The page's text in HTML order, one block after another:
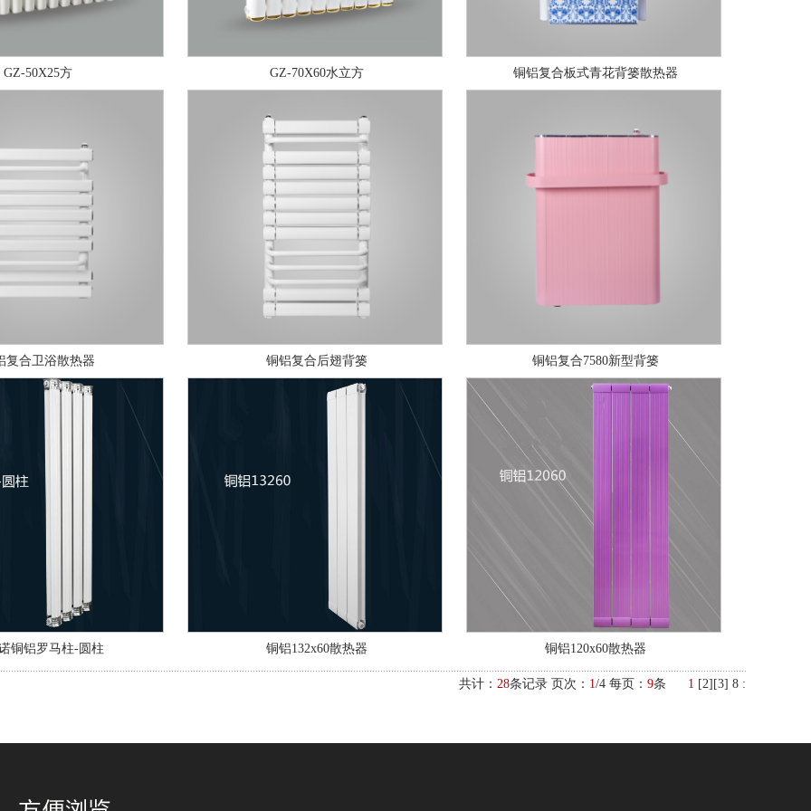
GZ-50X25方 GZ-70X60水立方 铜铝复合板式青花背篓散热器
复合卫浴散热器 铜铝复合后翅背篓 铜铝复合7580新型背篓
铜铝罗马柱-圆柱 铜铝132x60散热器 铜铝120x60散热器
共计： 28条记录 页次： 1/4 每页： 9条 1 [2][3] 8 :